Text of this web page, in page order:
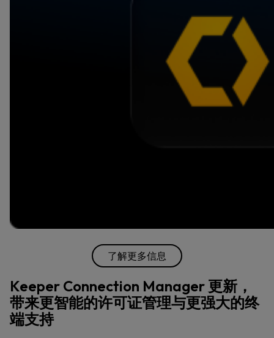
了解更多信息
Keeper Connection Manager 更新，
带来更智能的许可证管理与更强大的终
端支持